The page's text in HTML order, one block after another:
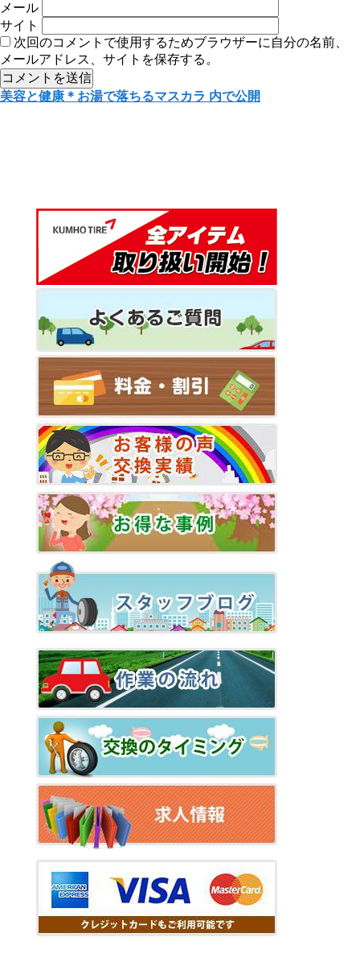
メール
サイト
次回のコメントで使用するためブラウザーに自分の名前、
メールアドレス、サイトを保存する。
投
美容と健康＊お湯で落ちるマスカラ 内で公開